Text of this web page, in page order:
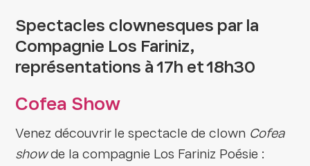
Spectacles clownesques par la
Compagnie Los Fariniz,
représentations à 17h et 18h30
Cofea Show
Venez découvrir le spectacle de clown Cofea
showde la compagnie Los Fariniz Poésie :